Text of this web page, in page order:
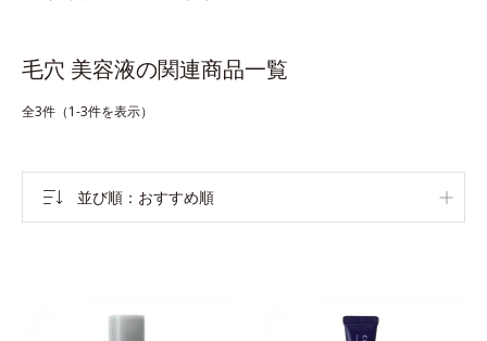
毛穴 美容液の関連商品一覧
全3件（1-3件を表示）
並び順 おすすめ順